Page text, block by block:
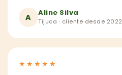
A Aline Silva
Tijuca · cliente desde 2022
★ ★ ★ ★ ★